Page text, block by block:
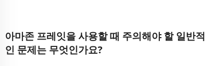
아마존 프레잇을 사용할 때 주의해야 할 일반적
인 문제는 무엇인가요?